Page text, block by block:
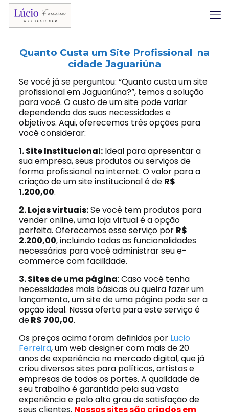
Quanto Custa um Site Profissional na
cidade Jaguariúna
Se você já se perguntou: “Quanto custa um site
profissional em Jaguariúna?”, temos a solução
para você. O custo de um site pode variar
dependendo das suas necessidades e
objetivos. Aqui, oferecemos três opções para
você considerar:
1. Site Institucional:Ideal para apresentar a
sua empresa, seus produtos ou serviços de
forma profissional na internet. O valor para a
criação de um site institucional é de R$
1.200,00.
2. Lojas virtuais:Se você tem produtos para
vender online, uma loja virtual é a opção
perfeita. Oferecemos esse serviço por R$
2.200,00, incluindo todas as funcionalidades
necessárias para você administrar seu e-
commerce com facilidade.
3. Sites de uma página: Caso você tenha
necessidades mais básicas ou queira fazer um
lançamento, um site de uma página pode ser a
opção ideal. Nossa oferta para este serviço é
deR$ 700,00.
Os preços acima foram definidos por Lucio
Ferreira, um web designer com mais de 20
anos de experiência no mercado digital, que já
criou diversos sites para políticos, artistas e
empresas de todos os portes. A qualidade de
seu trabalho é garantida pela sua vasta
experiência e pelo alto grau de satisfação de
seus clientes. Nossos sites são criados em